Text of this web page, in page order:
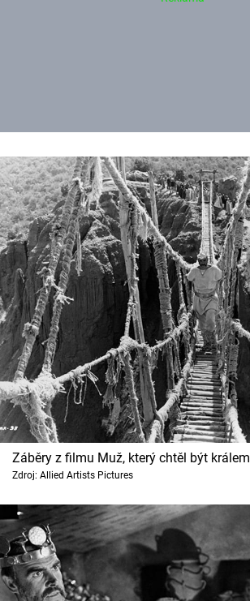
Záběry z filmu Muž, který chtěl být králem
Zdroj: Allied Artists Pictures